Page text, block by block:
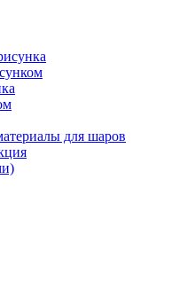
для шаров